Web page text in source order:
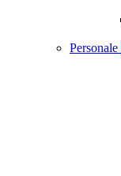
Personale